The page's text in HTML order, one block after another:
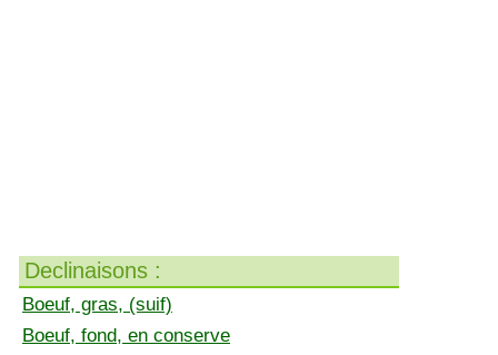
Declinaisons :
Boeuf, gras, (suif)
Boeuf, fond, en conserve